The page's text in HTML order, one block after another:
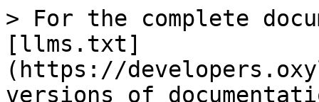
> For the complete
[llms.txt]
(https://
versions of